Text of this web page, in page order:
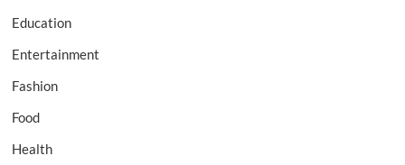
Education
Entertainment
Fashion
Food
Health